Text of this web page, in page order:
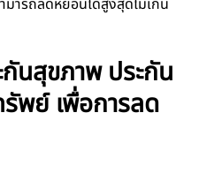
มารถลดหย่อนได้สูงสุดไม่เกิน
นสุขภาพ ประกัน
พย์ เพื่อการลด